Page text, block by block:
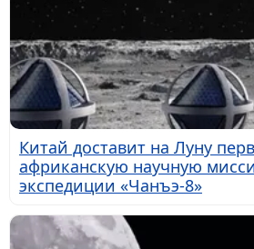
Китай доставит на Луну
африканскую научную
экспедиции «Чанъэ-8»